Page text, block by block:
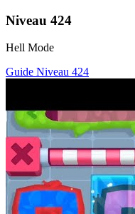
Niveau 424
Hell Mode
Guide Niveau 424